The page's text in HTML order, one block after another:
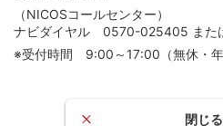
（NICOSコールセンター）
ナビダイヤル 0570-025405 また
※受付時間 9:00～17:00（無休・年
閉じる